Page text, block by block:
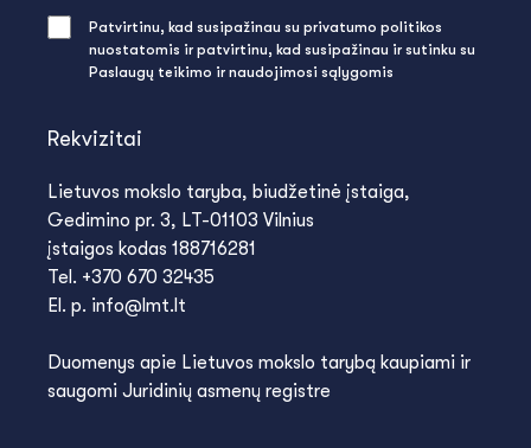
Rekvizitai
Lietuvos mokslo taryba, biudžetinė įstaiga,
Gedimino pr. 3, LT-01103 Vilnius
įstaigos kodas 188716281
Tel. +370 670 32435
El. p. info@lmt.lt
Duomenys apie Lietuvos mokslo tarybą kaupiami ir
saugomi Juridinių asmenų registre
Patvirtinu, kad susipažinau su privatumo politikos
nuostatomis ir patvirtinu, kad susipažinau ir sutinku su
Paslaugų teikimo ir naudojimosi sąlygomis